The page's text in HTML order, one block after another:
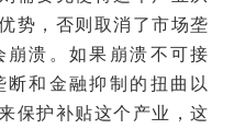
势，否则取消了市场垄
崩溃。如果崩溃不可接
和金融抑制的扭曲以
保护补贴这个产业，这